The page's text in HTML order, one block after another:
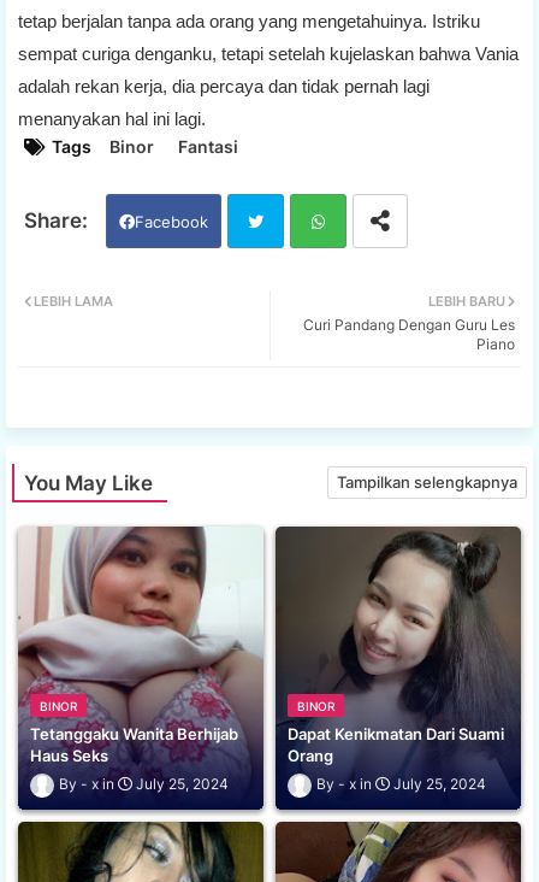
tetap berjalan tanpa ada orang yang mengetahuinya. Istriku
sempat curiga denganku, tetapi setelah kujelaskan bahwa Vania
adalah rekan kerja, dia percaya dan tidak pernah lagi
menanyakan hal ini lagi.
Tags
Binor Fantasi
Facebook
ats
LEBIH BARU
Curi Pandang Dengan Guru Les
Piano
LEBIH LAMA
You May Like Tampilkan selengkapnya
BINOR
Tetanggaku Wanita Berhijab
Haus Seks
x July 25, 2024
BINOR
Dapat Kenikmatan Dari Suami
Orang
x July 25, 2024